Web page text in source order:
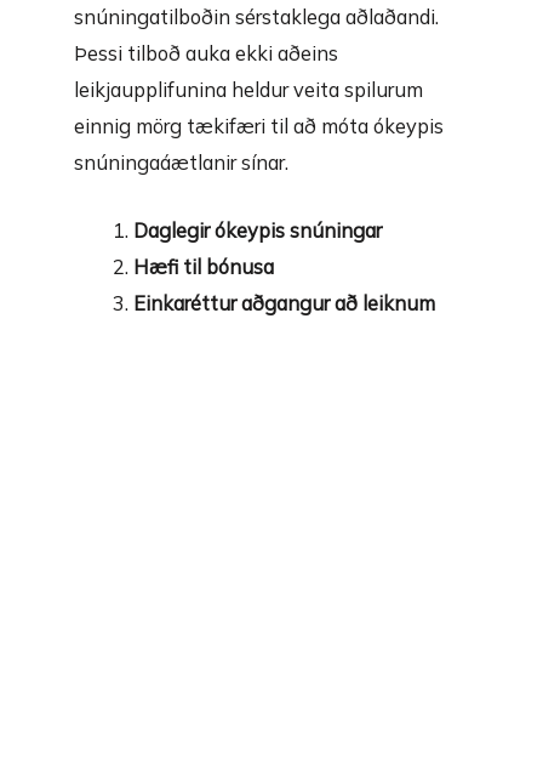
snúningatilboðin sérstaklega aðlaðandi.
Þessi tilboð auka ekki aðeins
leikjaupplifunina heldur veita spilurum
einnig mörg tækifæri til að móta ókeypis
snúningaáætlanir sínar.
Daglegir ókeypis snúningar
Hæfi til bónusa
Einkaréttur aðgangur að leiknum